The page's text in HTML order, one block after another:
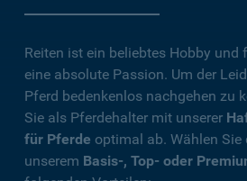
Reiten ist ein beliebtes Hobby und
eine absolute Passion. Um der
Pferd bedenkenlos nachgehen zu
Sie als Pferdehalter mit unserer
für Pferde optimal ab. Wählen
unserem Basis-, Top- oder